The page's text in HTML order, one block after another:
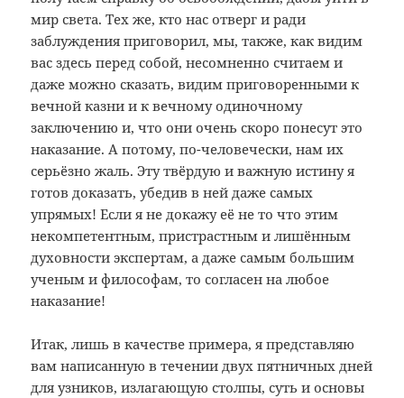
мир света. Тех же, кто нас отверг и ради
заблуждения приговорил, мы, также, как видим
вас здесь перед собой, несомненно считаем и
даже можно сказать, видим приговоренными к
вечной казни и к вечному одиночному
заключению и, что они очень скоро понесут это
наказание. А потому, по-человечески, нам их
серьёзно жаль. Эту твёрдую и важную истину я
готов доказать, убедив в ней даже самых
упрямых! Если я не докажу её не то что этим
некомпетентным, пристрастным и лишённым
духовности экспертам, а даже самым большим
ученым и философам, то согласен на любое
наказание!
Итак, лишь в качестве примера, я представляю
вам написанную в течении двух пятничных дней
для узников, излагающую столпы, суть и основы